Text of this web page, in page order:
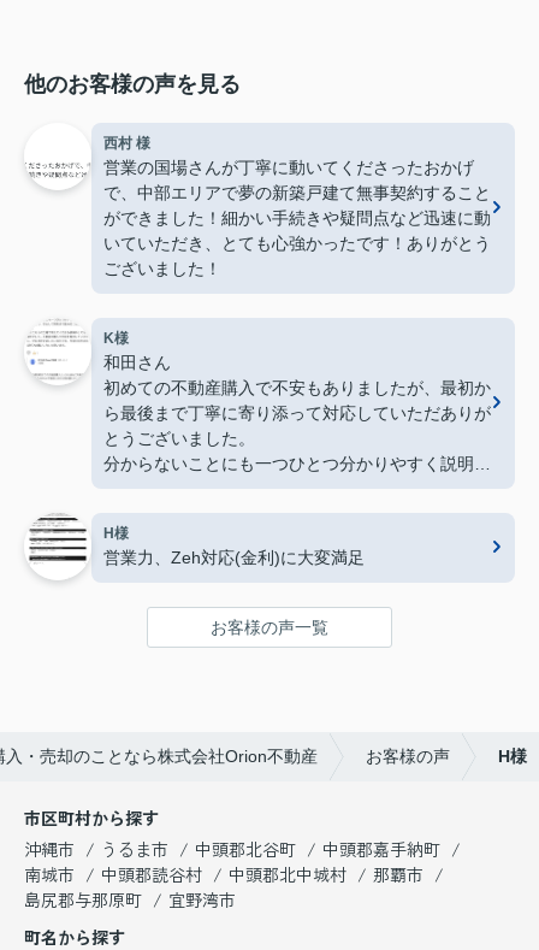
他のお客様の声を見る
西村 様
営業の国場さんが丁寧に動いてくださったおかげ
で、中部エリアで夢の新築戸建て無事契約すること
ができました！細かい手続きや疑問点など迅速に動
いていただき、とても心強かったです！ありがとう
ございました！
K様
和田さん
初めての不動産購入で不安もありましたが、最初か
ら最後まで丁寧に寄り添って対応していただありが
とうございました。
分からないことにも一つひとつ分かりやすく説明し
てくださり、安心して契約まで進めることができま
した。
常にこちらの立場で考えてくださる姿勢がとても印
象的でした。不動産の購入や売却を検討している方
ばぜひお願いしたいと思います。
H様
営業力、Zeh対応(金利)に大変満足
お客様の声一覧
・売却のことなら株式会社Orion不動産 お客様の声 H様
市区町村から探す
沖縄市
うるま市 中頭郡北谷町
中頭郡嘉手納町
南城市
中頭郡読谷村 中頭郡北中城村
那覇市
島尻郡与那原町
宜野湾市
町名から探す